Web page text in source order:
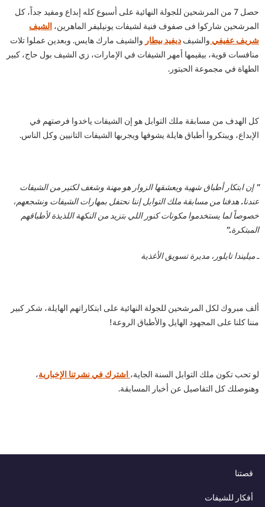
حصل 7 من المرشحين للجولة النهائية على أسبوع كله إبداع ومفيد جداً، كل
المرشحين شاركوا فى صفوف فنية لشيفات يونيليفر الماهرين، الشيف
شريف عفيفي والشيف ديفيد بيطار والشيف مارك هايس. وبعدين عملوا تلات
منافسات قوية، بيقيمها أمهر الشيفات في الإمارات، زي الشيف بول حاج، كبير
الطهاة في مجموعة الحبتور.
كل الهدف من مسابقة ملك التوابل هو إن الشيفات ياخدوا فرصتهم في
الإبداع، ويبتكروا أطباق هايلة يشوفها ويجربها الشيفات التانيين وكل الناس.
" إن ابتكار أطباق شهية ويعشقها الزوار هو مهنة وشغف لكتير من الشيفات
عندنا. هدفنا من مسابقة ملك التوابل إننا نحتفل بمهارات الشيفات ونشجعهم،
خصوصاً لما يستخدموا مكونات كنور اللي بتزيد من النكهة اللذيذة لأطباقهم
المبتكرة."
ـ ميليندا تايلور، مديرة تسويق الأغذية
ألف مبروك لكل المرشحين للجولة النهائية على ابتكاراتهم الهايلة، شكر كبير
مننا كلنا على المجهود الهايل والأطباق الروعة!
لو تحب تكون ملك التوابل السنة الجاية، اشترك في نشرتنا الإخبارية،
وهنوصلك كل التفاصيل عن أخبار المسابقة.
قصتنا
أفكار للشيفات